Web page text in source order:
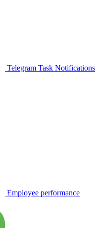
Telegram Task Notifications
Employee performance